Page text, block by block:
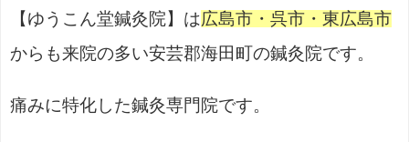
【ゆうこん堂鍼灸院】は広島市・呉市・東広島市
からも来院の多い安芸郡海田町の鍼灸院です。
痛みに特化した鍼灸専門院です。